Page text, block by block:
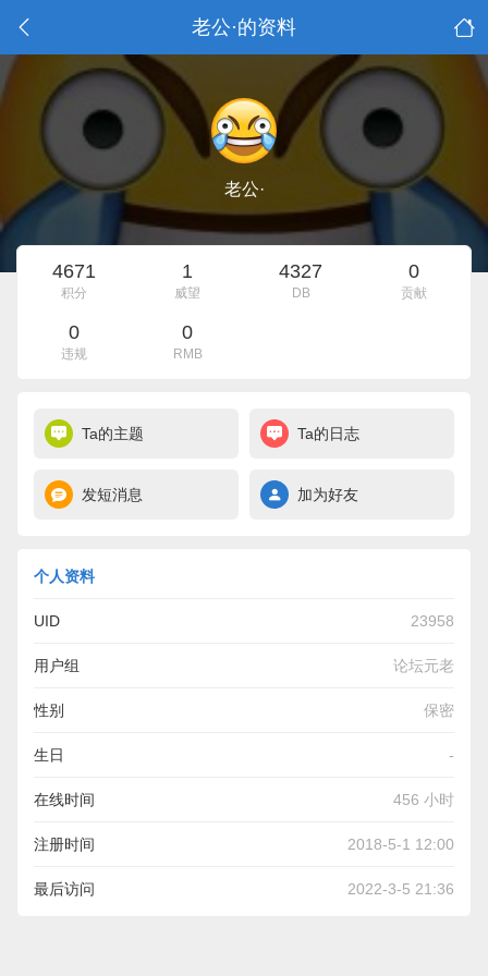
老公·的资料
老公·
4671
积分
1
威望
4327
DB
0
贡献
0
违规
0
RMB
Ta的主题 Ta的日志
发短消息 加为好友
个人资料
UID 23958
用户组 论坛元老
性别 保密
生日 -
在线时间 456 小时
注册时间 2018-5-1 12:00
最后访问 2022-3-5 21:36